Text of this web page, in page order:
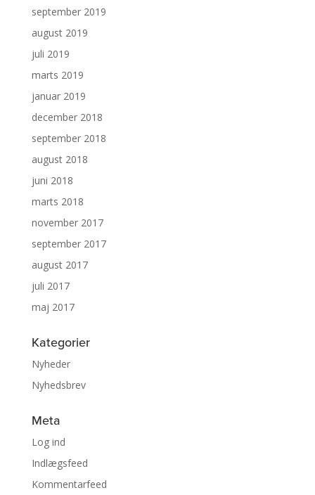
september 2019
august 2019
juli 2019
marts 2019
januar 2019
december 2018
september 2018
august 2018
juni 2018
marts 2018
november 2017
september 2017
august 2017
juli 2017
maj 2017
Kategorier
Nyheder
Nyhedsbrev
Meta
Log ind
Indlægsfeed
Kommentarfeed